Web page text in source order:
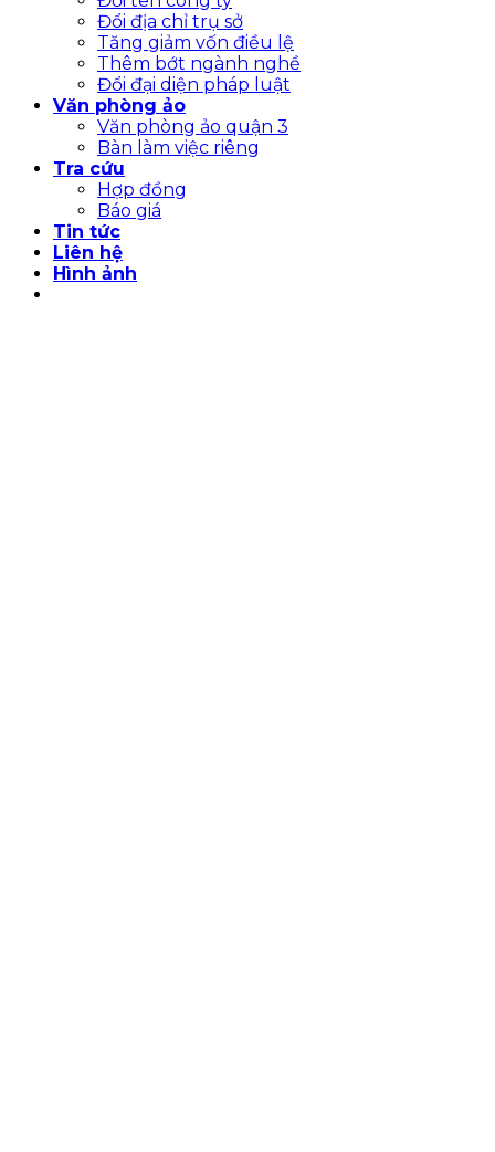
Đổi địa chỉ trụ sở
Tăng giảm vốn điều lệ
Thêm bớt ngành nghề
Đổi đại diện pháp luật
Văn phòng ảo
Văn phòng ảo quận 3
Bàn làm việc riêng
Tra cứu
Hợp đồng
Báo giá
Tin tức
Liên hệ
Hình ảnh